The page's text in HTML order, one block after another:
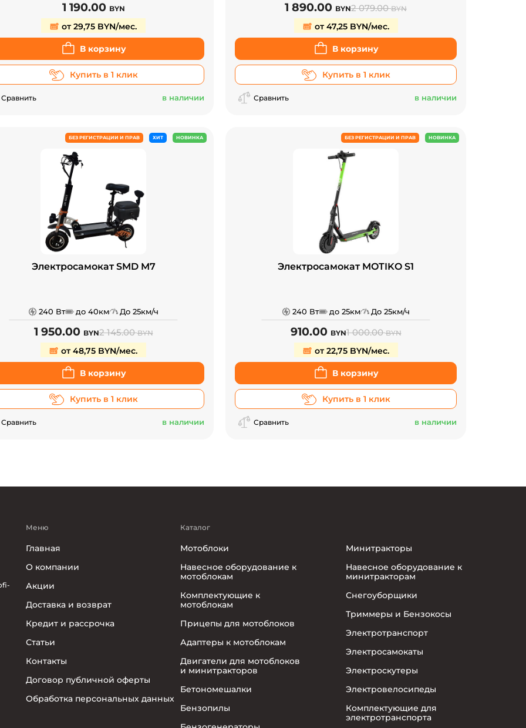
1 190.00 BYN
от 29,75 BYN/мес.
В корзину
Купить в 1 клик
Сравнить в наличии
1 890.00 BYN2 079.00BYN
от 47,25 BYN/мес.
В корзину
Купить в 1 клик
Сравнить в наличии
БЕЗ РЕГИСТРАЦИИ И ПРАВ ХИТ НОВИНКА
Электросамокат SMD M7
240 Вт до 40км До 25км/ч
1 950.00 BYN2 145.00BYN
от 48,75 BYN/мес.
В корзину
Купить в 1 клик
Сравнить в наличии
БЕЗ РЕГИСТРАЦИИ И ПРАВ НОВИНКА
Электросамокат MOTIKO S1
240 Вт до 25км До 25км/ч
910.00 BYN1 000.00BYN
от 22,75 BYN/мес.
В корзину
Купить в 1 клик
Сравнить в наличии
Меню
Главная
О компании
Акции
Доставка и возврат
Кредит и рассрочка
Статьи
Контакты
Договор публичной оферты
Обработка персональных данных
Каталог
Мотоблоки
Навесное оборудование к
мотоблокам
Комплектующие к
мотоблокам
Прицепы для мотоблоков
Адаптеры к мотоблокам
Двигатели для мотоблоков
и минитракторов
Бетономешалки
Бензопилы
Минитракторы
Навесное оборудование к
минитракторам
Снегоуборщики
Триммеры и Бензокосы
Электротранспорт
Электросамокаты
Электроскутеры
Электровелосипеды
Комплектующие для
электротранспорта